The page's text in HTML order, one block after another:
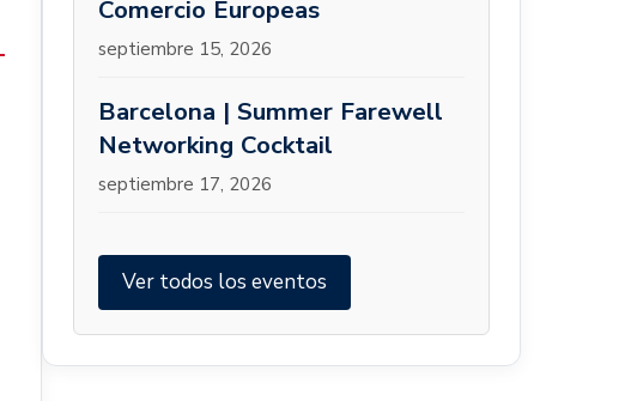
Comercio Europeas
septiembre 15, 2026
Barcelona | Summer Farewell
Networking Cocktail
septiembre 17, 2026
Ver todos los eventos